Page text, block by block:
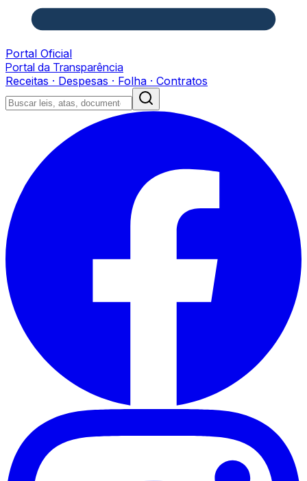
Portal Oficial
Portal da Transparência
Receitas · Despesas · Folha · Contratos